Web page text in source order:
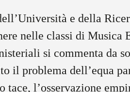
e della
nelle classi di Musica
si commenta da
il problema dell’equa
tace, l’osservazione